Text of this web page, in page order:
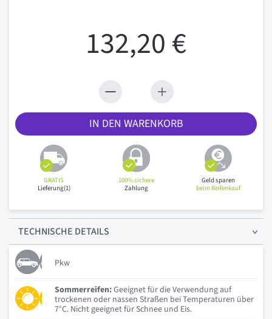
132,20 €
IN DEN WARENKORB
GRATIS
Lieferung(1)
100% sichere
Zahlung
Geld sparen
beim Reifenkauf
TECHNISCHE DETAILS
Pkw
Sommerreifen:Geeignet für die Verwendung auf
trockenen oder nassen Straßen bei Temperaturen über
7°C. Nicht geeignet für Schnee und Eis.